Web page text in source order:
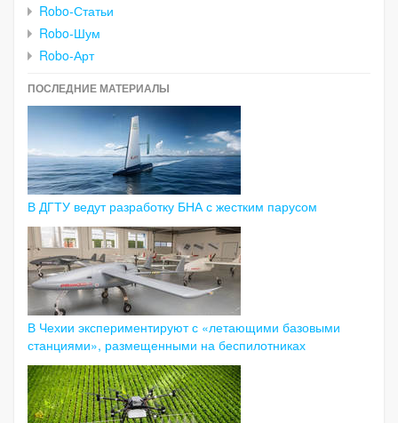
Robo-Статьи
Robo-Шум
Robo-Арт
ПОСЛЕДНИЕ МАТЕРИАЛЫ
В ДГТУ ведут разработку БНА с жестким парусом
В Чехии экспериментируют с «летающими базовыми
станциями», размещенными на беспилотниках